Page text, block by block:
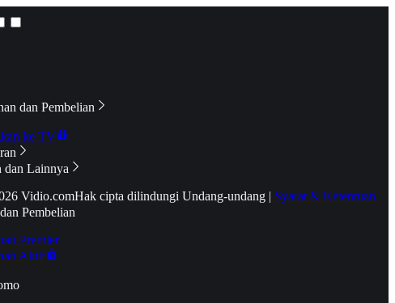
dan Pembelian
ke TV
dan Lainnya
Vidio.comHak cipta dilindungi Undang-undang | Syarat & Ketentuan
Pembelian
Premier
Aktif